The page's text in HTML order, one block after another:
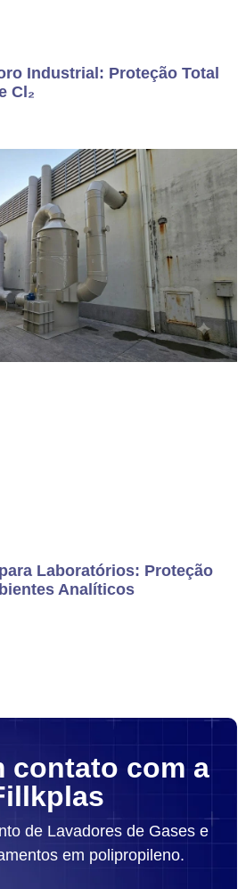
Industrial: Proteção Total
Cl₂
Laboratórios: Proteção
Analíticos
contato com a
de Lavadores de Gases e
em polipropileno.